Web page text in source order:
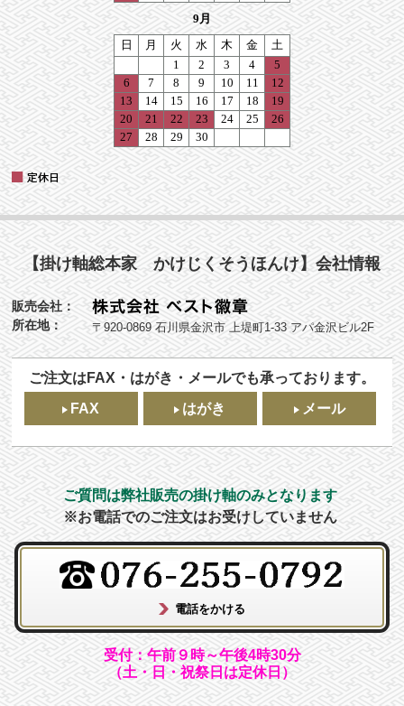
【掛け軸総本家 かけじくそうほんけ】会社情報
販売会社：
所在地：
〒920-0869 石川県金沢市 上堤町1-33 アパ金沢ビル2F
ご注文はFAX・はがき・メールでも承っております。
FAX
はがき メール
ご質問は弊社販売の掛け軸のみとなります
※お電話でのご注文はお受けしていません
受付：午前９時～午後4時30分
（土・日・祝祭日は定休日）